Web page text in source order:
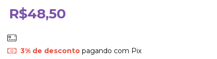
R$48,50
3% de descontopagando com Pix